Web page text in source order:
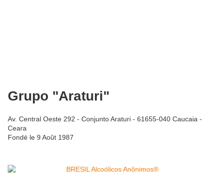
Grupo "Araturi"
Av. Central Oeste 292 - Conjunto Araturi - 61655-040 Caucaia -
Ceara
Fondé le 9 Août 1987